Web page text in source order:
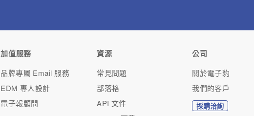
加值服務
品牌專屬 Email 服務
EDM 專人設計
電子報顧問
資源
常見問題
部落格
API 文件
公司
關於電子豹
我們的客戶
採購洽詢